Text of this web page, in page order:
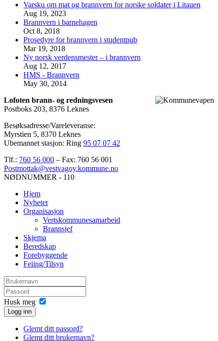
Varsku om mat og brannvern for norske soldater i Litauen
Aug 19, 2023
Brannvern i barnehagen
Oct 8, 2018
Prosedyre for brannvern i studentpub
Mar 19, 2018
Ny norsk verdensmester – i brannvern
Aug 12, 2017
HMS - Brannvern
May 30, 2014
Lofoten brann- og redningsvesen
Postboks 203, 8376 Leknes
Besøksadresse/Vareleveranse:
Myrstien 5, 8370 Leknes
Ubemannet stasjon: Ring 95 07 07 42
Tlf.: 760 56 000 – Fax: 760 56 001
Postmottak@vestvagoy.kommune.no
NØDNUMMER - 110
Hjem
Nyheter
Organisasjon
Vertskommunesamarbeid
Brannsjef
Skjema
Beredskap
Forebyggende
Feiing/Tilsyn
Husk meg
Logg inn
Glemt ditt passord?
Glemt ditt brukernavn?